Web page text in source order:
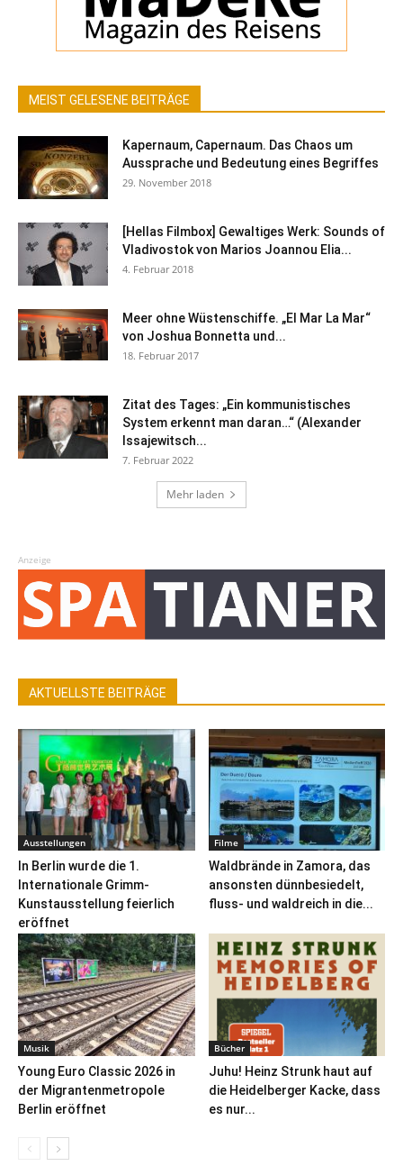
MEIST GELESENE BEITRÄGE
Kapernaum, Capernaum. Das Chaos um
Aussprache und Bedeutung eines Begriffes
29. November 2018
[Hellas Filmbox] Gewaltiges Werk: Sounds of
Vladivostok von Marios Joannou Elia...
4. Februar 2018
Meer ohne Wüstenschiffe. „El Mar La Mar“
von Joshua Bonnetta und...
18. Februar 2017
Zitat des Tages: „Ein kommunistisches
System erkennt man daran…“ (Alexander
Issajewitsch...
7. Februar 2022
Mehr laden
Anzeige
AKTUELLSTE BEITRÄGE
Ausstellungen
In Berlin wurde die 1.
Internationale Grimm-
Kunstausstellung feierlich
eröffnet
Filme
Waldbrände in Zamora, das
ansonsten dünnbesiedelt,
fluss- und waldreich in die...
Musik
Young Euro Classic 2026 in
der Migrantenmetropole
Berlin eröffnet
Bücher
Juhu! Heinz Strunk haut auf
die Heidelberger Kacke, dass
es nur...